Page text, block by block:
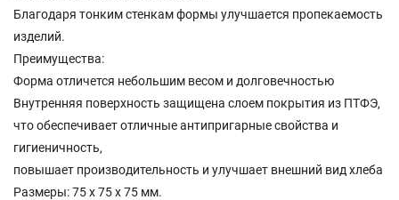
Благодаря тонким стенкам формы улучшается пропекаемость
изделий.
Преимущества:
Форма отличется небольшим весом и долговечностью
Внутренняя поверхность защищена слоем покрытия из ПТФЭ,
что обеспечивает отличные антипригарные свойства и
гигиеничность,
повышает производительность и улучшает внешний вид хлеба
Размеры: 75 х 75 х 75 мм.